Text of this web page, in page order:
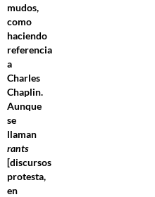
mudos,
como
haciendo
referencia
a
Charles
Chaplin.
Aunque
se
llaman
rants
[discursos
protesta,
en